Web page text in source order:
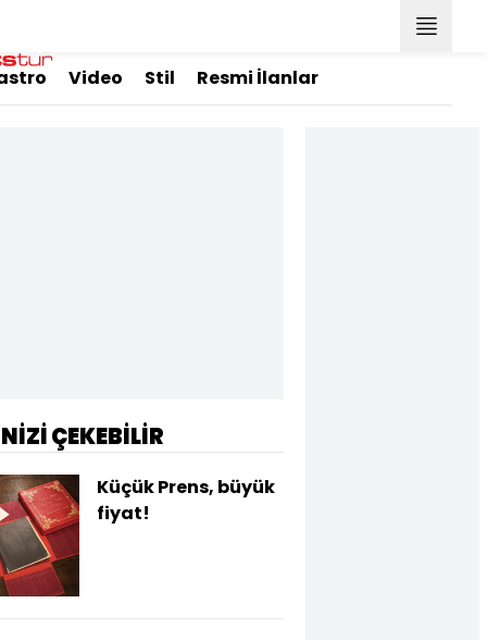
Video Stil Resmi İlanlar
ÇEKEBİLİR
Küçük Prens, büyük
fiyat!